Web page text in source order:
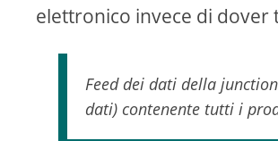
elettronico invece di dover
Feed dei dati della
dati) contenente tutti i